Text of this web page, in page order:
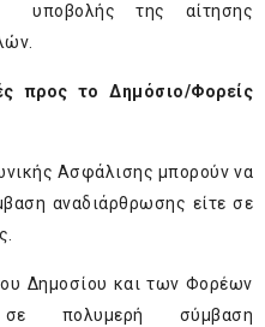
της αίτησης
προς το Δημόσιο/Φορείς
Ασφάλισης μπορούν να
αναδιάρθρωσης είτε σε
Δημοσίου και των Φορέων
σε πολυμερή σύμβαση